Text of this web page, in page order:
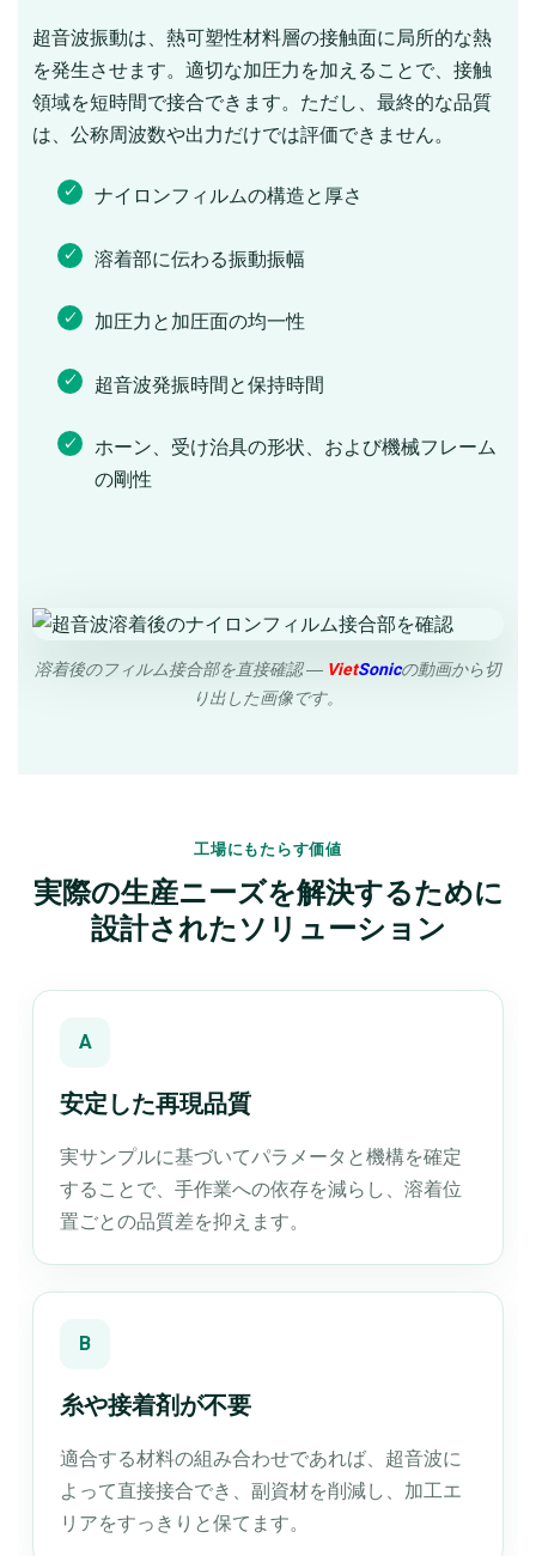
超音波振動は、熱可塑性材料層の接触面に局所的な熱
を発生させます。適切な加圧力を加えることで、接触
領域を短時間で接合できます。ただし、最終的な品質
は、公称周波数や出力だけでは評価できません。
ナイロンフィルムの構造と厚さ
溶着部に伝わる振動振幅
加圧力と加圧面の均一性
超音波発振時間と保持時間
ホーン、受け治具の形状、および機械フレーム
の剛性
溶着後のフィルム接合部を直接確認 ― VietSonicの動画から切
り出した画像です。
工場にもたらす価値
実際の生産ニーズを解決するために
設計されたソリューション
A
安定した再現品質
実サンプルに基づいてパラメータと機構を確定
することで、手作業への依存を減らし、溶着位
置ごとの品質差を抑えます。
B
糸や接着剤が不要
適合する材料の組み合わせであれば、超音波に
よって直接接合でき、副資材を削減し、加工エ
リアをすっきりと保てます。